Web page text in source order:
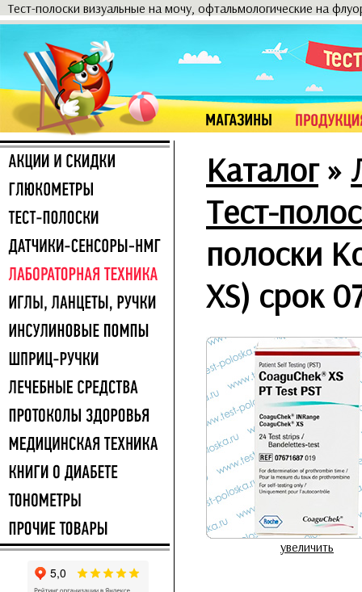
Тест-полоски визуальные на мочу, офтальмологические на
Каталог»
Тест-
полоски
XS) срок
увеличить